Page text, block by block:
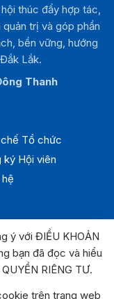
thúc đẩy hợp tác,
trị và góp phần
bền vững, hướng
Lắk.
Thanh
Tổ chức
ký Hội viên
Đắk Lắk: Số 33
Đắk Lắk
Số 04 Lê Lợi, P.
ý với ĐIỀU KHOẢN
bạn đã đọc và hiểu
RIÊNG TƯ.
trên trang web